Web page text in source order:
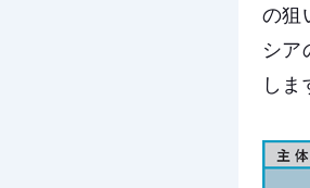
の狙
シア
しま